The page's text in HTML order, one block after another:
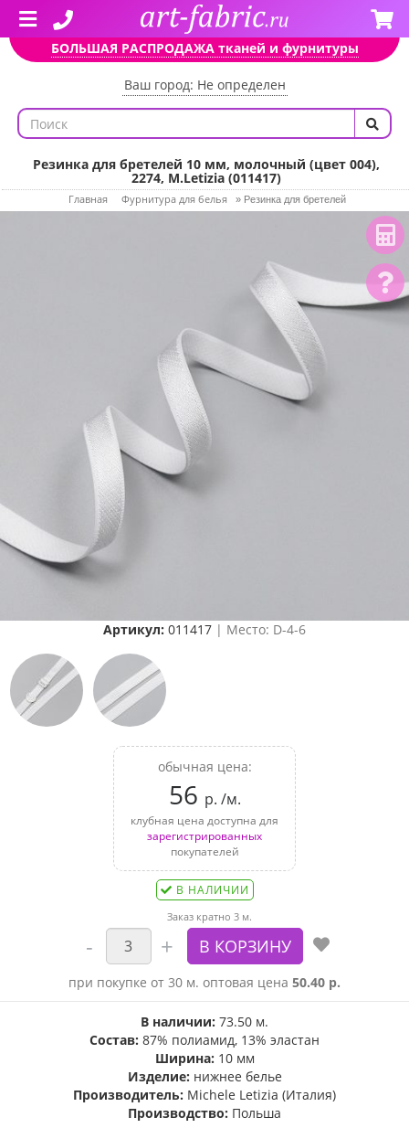
БОЛЬШАЯ РАСПРОДАЖА тканей и фурнитуры
Ваш город: Не определен
Резинка для бретелей 10 мм, молочный (цвет 004),
2274, M.Letizia (011417)
Главная Фурнитура для белья » Резинка для бретелей
Артикул: 011417 | Место: D-4-6
обычная цена:
56 р. /м.
клубная цена доступна для
зарегистрированных
покупателей
В НАЛИЧИИ
Заказ кратно 3 м.
при покупке от 30 м. оптовая цена 50.40 р.
В наличии: 73.50 м.
Состав: 87% полиамид, 13% эластан
Ширина: 10 мм
Изделие: нижнее белье
Производитель: Michele Letizia (Италия)
Производство: Польша